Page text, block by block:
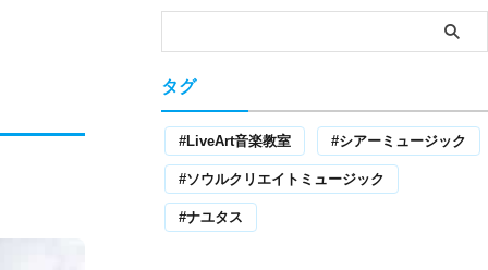
タグ
LiveArt音楽教室 シアーミュージック
ソウルクリエイトミュージック
ナユタス